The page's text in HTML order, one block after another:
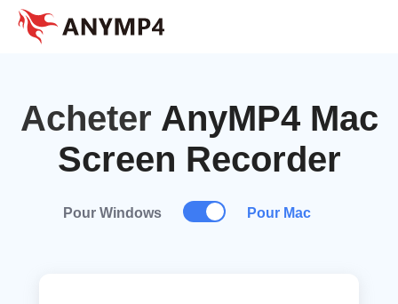
Acheter AnyMP4 Mac
Screen Recorder
Pour Windows Pour Mac